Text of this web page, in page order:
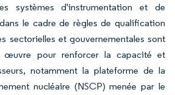
systèmes d'instrumentation et de
le cadre de règles de qualification
sectorielles et gouvernementales sont
œuvre pour renforcer la capacité et
notamment la plateforme de la
nucléaire (NSCP) menée par le